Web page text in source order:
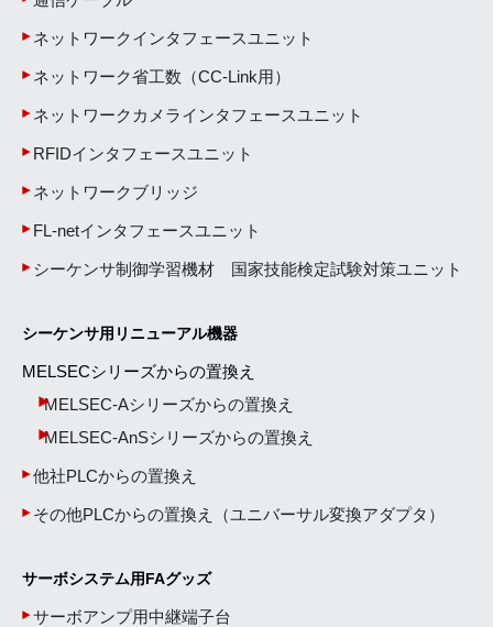
ネットワークインタフェースユニット
ネットワーク省工数（CC-Link用）
ネットワークカメラインタフェースユニット
RFIDインタフェースユニット
ネットワークブリッジ
FL-netインタフェースユニット
シーケンサ制御学習機材 国家技能検定試験対策ユニット
シーケンサ用リニューアル機器
MELSECシリーズからの置換え
MELSEC-Aシリーズからの置換え
MELSEC-AnSシリーズからの置換え
他社PLCからの置換え
その他PLCからの置換え（ユニバーサル変換アダプタ）
サーボシステム用FAグッズ
サーボアンプ用中継端子台